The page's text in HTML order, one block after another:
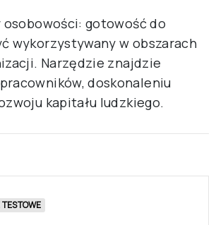
gotowość do
wykorzystywany w obszarach
Narzędzie znajdzie
doskonaleniu
kapitału ludzkiego.